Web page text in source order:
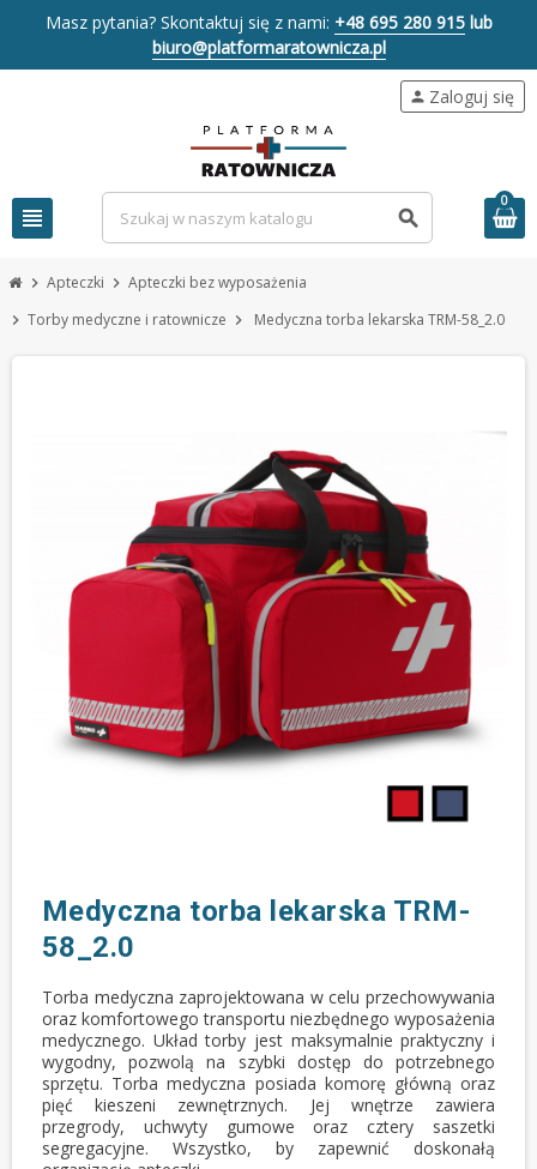
Masz pytania? Skontaktuj się z nami: +48 695 280 915lub
biuro@platformaratownicza.pl
view_headline search
person Zaloguj się
0
chevron_right Apteczki chevron_right Apteczki bez wyposażenia
chevron_right Torby medyczne i ratownicze chevron_right Medyczna torba lekarska TRM-58_2.0
Medyczna torba lekarska TRM-
58_2.0
Torba medyczna zaprojektowana w celu przechowywania
oraz komfortowego transportu niezbędnego wyposażenia
medycznego. Układ torby jest maksymalnie praktyczny i
wygodny, pozwolą na szybki dostęp do potrzebnego
sprzętu. Torba medyczna posiada komorę główną oraz
pięć kieszeni zewnętrznych. Jej wnętrze zawiera
przegrody, uchwyty gumowe oraz cztery saszetki
segregacyjne. Wszystko, by zapewnić doskonałą